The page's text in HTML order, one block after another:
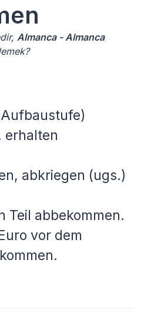
Almanca - Almanca
erhalten
abkriegen (ugs.)
Teil abbekommen.
vor dem